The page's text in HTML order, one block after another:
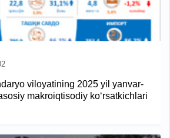
viloyatining 2025 yil yanvar-
makroiqtisodiy ko‘rsatkichlari